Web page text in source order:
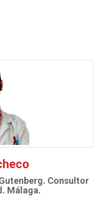
Consultor
Málaga.